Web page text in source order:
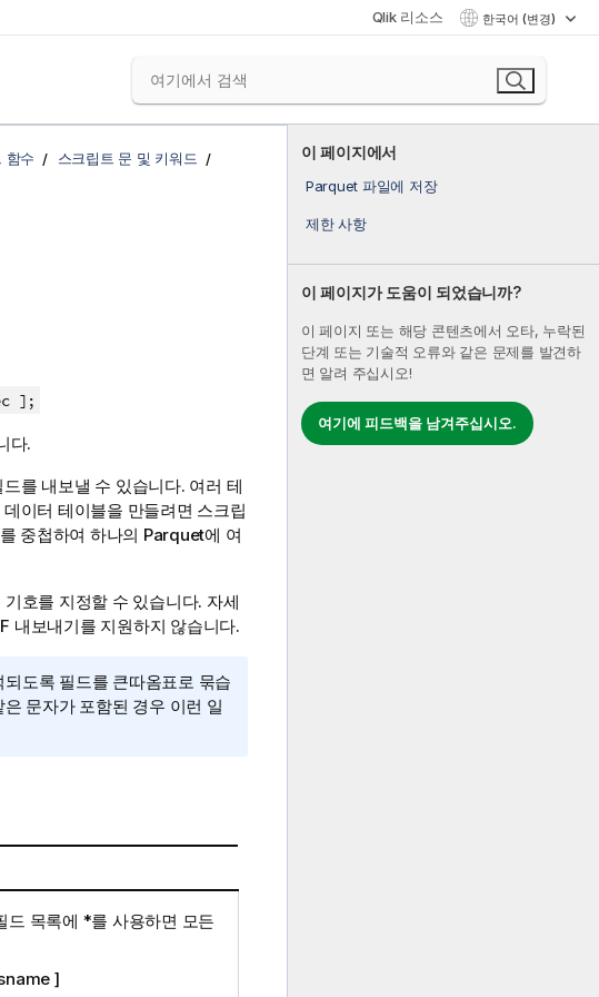
Qlik 리소스 한국어 (변경)
이 페이지에서
Parquet 파일에 저장
제한 사항
이 페이지가 도움이 되었습니까?
이 페이지 또는 해당 콘텐츠에서 오타, 누락된
단계 또는 기술적 오류와 같은 문제를 발견하
면 알려 주십시오!
여기에 피드백을 남겨주십시오.
함수
스크립트 문 및 키워드
];
다.
를 내보낼 수 있습니다. 여러 테
이터 테이블을 만들려면 스크립
중첩하여 하나의 Parquet에 여
호를 지정할 수 있습니다. 자세
내보내기를 지원하지 않습니다.
도록 필드를 큰따옴표로 묶습
문자가 포함된 경우 이런 일
드 목록에 *를 사용하면 모든
]